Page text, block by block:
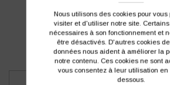
PRODUITS
Nous utilisons des cookies pour vous
visiter et d'utiliser notre site. Certains
nécessaires à son fonctionnement et
être désactivés. D'autres cookies
données nous aident à améliorer la
notre contenu. Ces cookies ne sont
vous consentez à leur utilisation
dessous.